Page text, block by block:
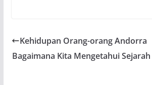
Kehidupan Orang-orang Andorra
Bagaimana Kita Mengetahui